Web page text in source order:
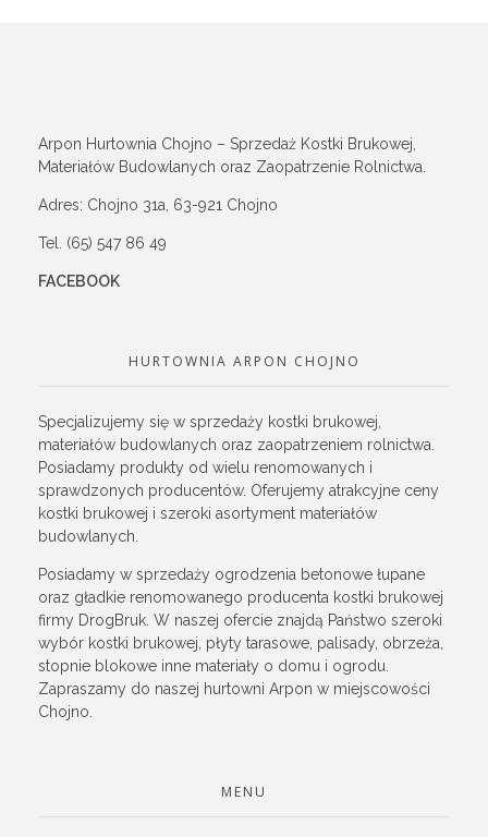
Arpon Hurtownia Chojno – Sprzedaż Kostki Brukowej,
Materiałów Budowlanych oraz Zaopatrzenie Rolnictwa.
Adres: Chojno 31a, 63-921 Chojno
Tel. (65) 547 86 49
FACEBOOK
HURTOWNIA ARPON CHOJNO
Specjalizujemy się w sprzedaży kostki brukowej,
materiałów budowlanych oraz zaopatrzeniem rolnictwa.
Posiadamy produkty od wielu renomowanych i
sprawdzonych producentów. Oferujemy atrakcyjne ceny
kostki brukowej i szeroki asortyment materiałów
budowlanych.
Posiadamy w sprzedaży ogrodzenia betonowe łupane
oraz gładkie renomowanego producenta kostki brukowej
firmy DrogBruk. W naszej ofercie znajdą Państwo szeroki
wybór kostki brukowej, płyty tarasowe, palisady, obrzeża,
stopnie blokowe inne materiały o domu i ogrodu.
Zapraszamy do naszej hurtowni Arpon w miejscowości
Chojno.
MENU